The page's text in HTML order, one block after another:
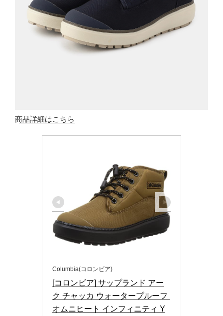
商品詳細はこちら
Columbia(コロンビア)
[コロンビア] サップランド アー
ク チャッカ ウォータープルーフ
オムニヒート インフィニティ Y